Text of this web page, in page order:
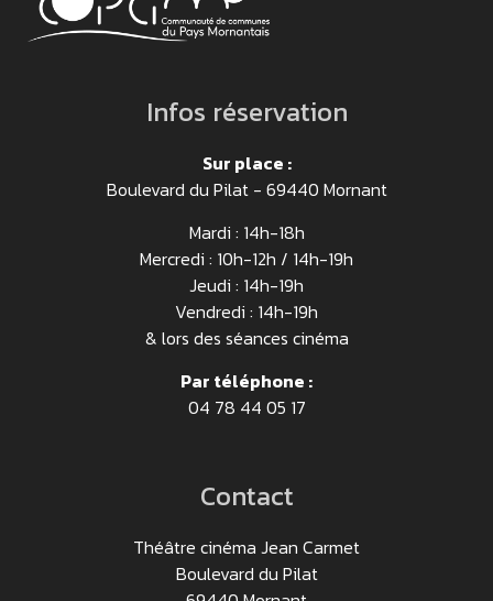
Infos réservation
Sur place :
Boulevard du Pilat - 69440 Mornant
Mardi : 14h-18h
Mercredi : 10h-12h / 14h-19h
Jeudi : 14h-19h
Vendredi : 14h-19h
& lors des séances cinéma
Par téléphone :
04 78 44 05 17
Contact
Théâtre cinéma Jean Carmet
Boulevard du Pilat